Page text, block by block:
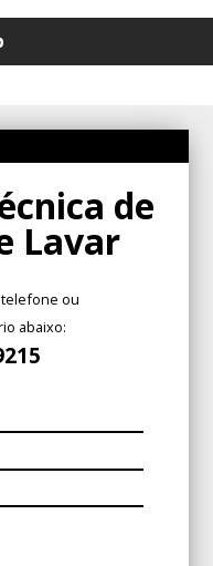
em Pinheiros
no Jardim Paulista
de
Lavar
ou
abaixo: